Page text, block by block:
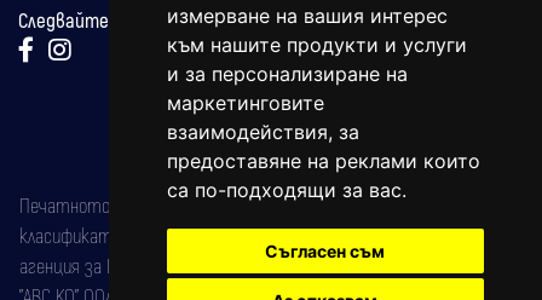
измерване на вашия интерес
към нашите продукти и услуги
и за персонализиране на
маркетинговите
взаимодействия, за
предоставяне на реклами които
са по-подходящи за вас.
Съгласен съм
Следвайте ни:
Печатното издание на вестника е регистрирано в националния
класификатор на печатните издания (Българска национална
агенция за ISSN) под номер: ISSN 1312-4722.